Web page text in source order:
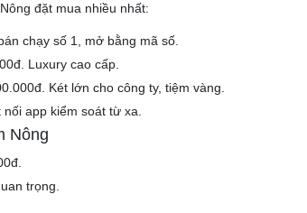
đặt mua nhiều nhất:
chạy số 1, mở bằng mã số.
Luxury cao cấp.
Két lớn cho công ty, tiệm vàng.
app kiểm soát từ xa.
Nông
trọng.